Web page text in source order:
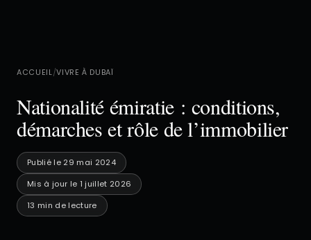
ACCUEIL/VIVRE À DUBAÏ
Nationalité émiratie : conditions,
démarches et rôle de l’immobilier
Publié le 29 mai 2024
Mis à jour le 1 juillet 2026
13 min de lecture